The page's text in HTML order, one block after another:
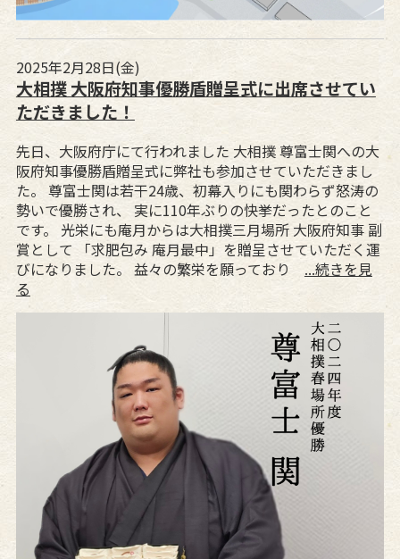
2025年2月28日(金)
大相撲 大阪府知事優勝盾贈呈式に出席させてい
ただきました！
先日、大阪府庁にて行われました 大相撲 尊富士関への大
阪府知事優勝盾贈呈式に弊社も参加させていただきまし
た。 尊富士関は若干24歳、初幕入りにも関わらず怒涛の
勢いで優勝され、 実に110年ぶりの快挙だったとのこと
です。 光栄にも庵月からは大相撲三月場所 大阪府知事 副
賞として 「求肥包み 庵月最中」を贈呈させていただく運
びになりました。 益々の繁栄を願っており ...続きを見
る